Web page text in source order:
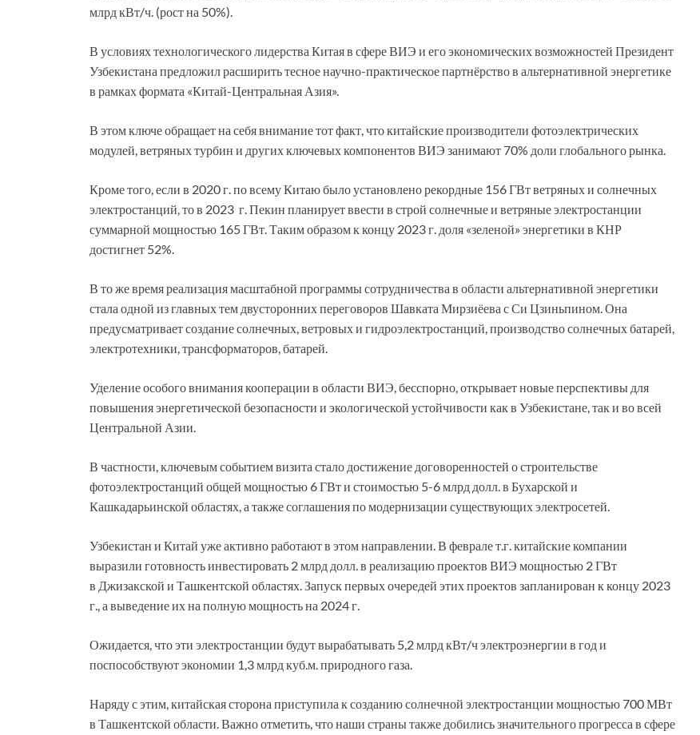
млрд кВт/ч. (рост на 50%).
В условиях технологического лидерства Китая в сфере ВИЭ и его экономических возможностей Президент
Узбекистана предложил расширить тесное научно-практическое партнёрство в альтернативной энергетике
в рамках формата «Китай-Центральная Азия».
В этом ключе обращает на себя внимание тот факт, что китайские производители фотоэлектрических
модулей, ветряных турбин и других ключевых компонентов ВИЭ занимают 70% доли глобального рынка.
Кроме того, если в 2020 г. по всему Китаю было установлено рекордные 156 ГВт ветряных и солнечных
электростанций, то в 2023 г. Пекин планирует ввести в строй солнечные и ветряные электростанции
суммарной мощностью 165 ГВт. Таким образом к концу 2023 г. доля «зеленой» энергетики в КНР
достигнет 52%.
В то же время реализация масштабной программы сотрудничества в области альтернативной энергетики
стала одной из главных тем двусторонних переговоров Шавката Мирзиёева с Си Цзиньпином. Она
предусматривает создание солнечных, ветровых и гидроэлектростанций, производство солнечных батарей,
электротехники, трансформаторов, батарей.
Уделение особого внимания кооперации в области ВИЭ, бесспорно, открывает новые перспективы для
повышения энергетической безопасности и экологической устойчивости как в Узбекистане, так и во всей
Центральной Азии.
В частности, ключевым событием визита стало достижение договоренностей о строительстве
фотоэлектростанций общей мощностью 6 ГВт и стоимостью 5-6 млрд долл. в Бухарской и
Кашкадарьинской областях, а также соглашения по модернизации существующих электросетей.
Узбекистан и Китай уже активно работают в этом направлении. В феврале т.г. китайские компании
выразили готовность инвестировать 2 млрд долл. в реализацию проектов ВИЭ мощностью 2 ГВт
в Джизакской и Ташкентской областях. Запуск первых очередей этих проектов запланирован к концу 2023
г., а выведение их на полную мощность на 2024 г.
Ожидается, что эти электростанции будут вырабатывать 5,2 млрд кВт/ч электроэнергии в год и
поспособствуют экономии 1,3 млрд куб.м. природного газа.
Наряду с этим, китайская сторона приступила к созданию солнечной электростанции мощностью 700 МВт
в Ташкентской области. Важно отметить, что наши страны также добились значительного прогресса в сфере